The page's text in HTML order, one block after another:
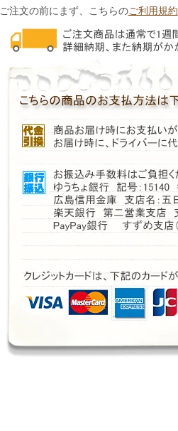
ご注文の前にまず、こちらのご利用規約